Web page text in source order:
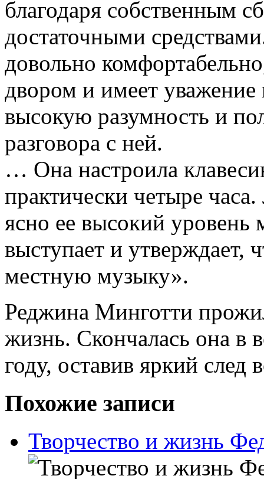
благодаря собственным
достаточными
довольно
двором и имеет уважение
высокую разумность и
разговора с ней.
… Она настроила
практически четыре
ясно ее высокий уровень
выступает и утверждает,
местную музыку».
Реджина Минготти
жизнь. Скончалась она в
году, оставив яркий след
Похожие записи
Творчество и жизнь